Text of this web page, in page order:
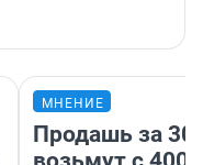
МНЕНИЕ
Продашь за